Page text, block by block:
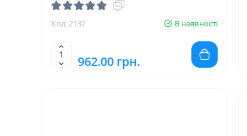
Код: 2132 В наявності
962.00 грн.